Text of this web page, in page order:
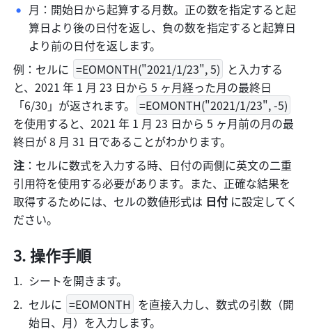
月：開始日から起算する月数。正の数を指定すると起
算日より後の日付を返し、負の数を指定すると起算日
より前の日付を返します。
例：セルに =EOMONTH("2021/1/23", 5) と入力する
と、2021 年 1 月 23 日から 5 ヶ月経った月の最終日
「6/30」が返されます。
=EOMONTH("2021/1/23", -5)
を使用すると、2021 年 1 月 23 日から 5 ヶ月前の月の最
終日が 8 月 31 日であることがわかります。
注 ：セルに数式を入力する時、日付の両側に英文の二重
引用符を使用する必要があります。また、正確な結果を
取得するためには、セルの数値形式は 日付 に設定してく
ださい。
操作手順
シートを開きます。
セルに =EOMONTH を直接入力し、数式の引数（開
始日、月）を入力します。